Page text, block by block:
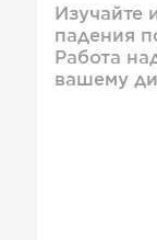
Изучайте
падения
Работа
вашему